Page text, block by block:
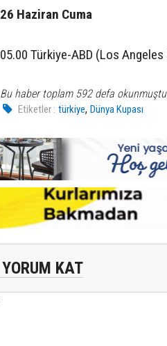
26 Haziran Cuma
05.00 Türkiye-ABD (Los
Bu haber toplam 592 defa
Etiketler : türkiye,Dünya Kupası
YORUM KAT